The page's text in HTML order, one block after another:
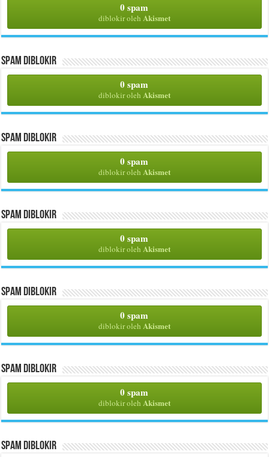
0 spam
diblokir oleh Akismet
Spam Diblokir
0 spam
diblokir oleh Akismet
Spam Diblokir
0 spam
diblokir oleh Akismet
Spam Diblokir
0 spam
diblokir oleh Akismet
Spam Diblokir
0 spam
diblokir oleh Akismet
Spam Diblokir
0 spam
diblokir oleh Akismet
Spam Diblokir